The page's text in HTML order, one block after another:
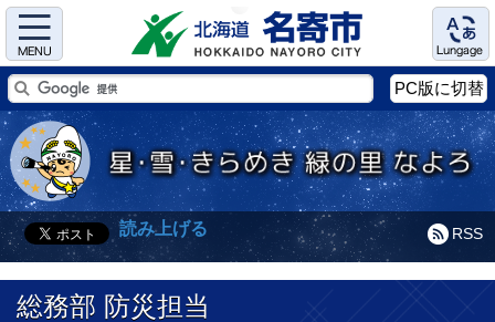
Menu Language
PC版に切替
RSS
読み上げる
総務部 防災担当